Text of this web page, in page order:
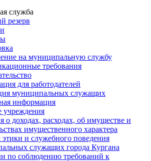
служба
резерв
на муниципальную службу
требования
для работодателей
муниципальных служащих
информация
учреждения
о доходах, расходах, об имуществе и
имущественного характера
и служебного поведения
служащих города Кургана
по соблюдению требований к